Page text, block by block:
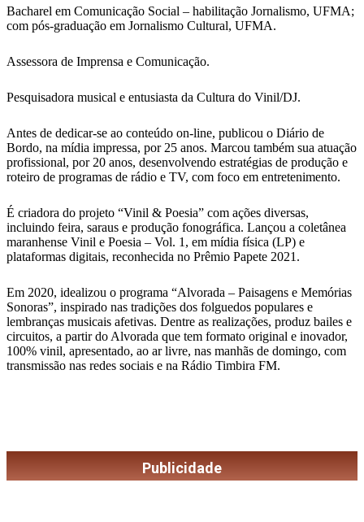
Bacharel em Comunicação Social – habilitação Jornalismo, UFMA;
com pós-graduação em Jornalismo Cultural, UFMA.
Assessora de Imprensa e Comunicação.
Pesquisadora musical e entusiasta da Cultura do Vinil/DJ.
Antes de dedicar-se ao conteúdo on-line, publicou o Diário de
Bordo, na mídia impressa, por 25 anos. Marcou também sua atuação
profissional, por 20 anos, desenvolvendo estratégias de produção e
roteiro de programas de rádio e TV, com foco em entretenimento.
É criadora do projeto “Vinil & Poesia” com ações diversas,
incluindo feira, saraus e produção fonográfica. Lançou a coletânea
maranhense Vinil e Poesia – Vol. 1, em mídia física (LP) e
plataformas digitais, reconhecida no Prêmio Papete 2021.
Em 2020, idealizou o programa “Alvorada – Paisagens e Memórias
Sonoras”, inspirado nas tradições dos folguedos populares e
lembranças musicais afetivas. Dentre as realizações, produz bailes e
circuitos, a partir do Alvorada que tem formato original e inovador,
100% vinil, apresentado, ao ar livre, nas manhãs de domingo, com
transmissão nas redes sociais e na Rádio Timbira FM.
Publicidade